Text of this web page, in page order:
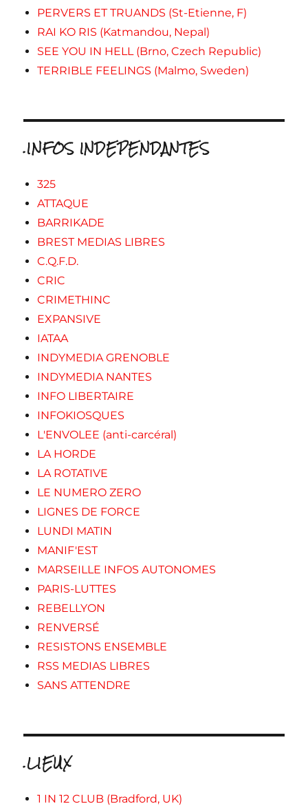
PERVERS ET TRUANDS (St-Etienne, F)
RAI KO RIS (Katmandou, Nepal)
SEE YOU IN HELL (Brno, Czech Republic)
TERRIBLE FEELINGS (Malmo, Sweden)
.INFOS INDEPENDANTES
325
ATTAQUE
BARRIKADE
BREST MEDIAS LIBRES
C.Q.F.D.
CRIC
CRIMETHINC
EXPANSIVE
IATAA
INDYMEDIA GRENOBLE
INDYMEDIA NANTES
INFO LIBERTAIRE
INFOKIOSQUES
L'ENVOLEE (anti-carcéral)
LA HORDE
LA ROTATIVE
LE NUMERO ZERO
LIGNES DE FORCE
LUNDI MATIN
MANIF'EST
MARSEILLE INFOS AUTONOMES
PARIS-LUTTES
REBELLYON
RENVERSÉ
RESISTONS ENSEMBLE
RSS MEDIAS LIBRES
SANS ATTENDRE
.LIEUX
1 IN 12 CLUB (Bradford, UK)